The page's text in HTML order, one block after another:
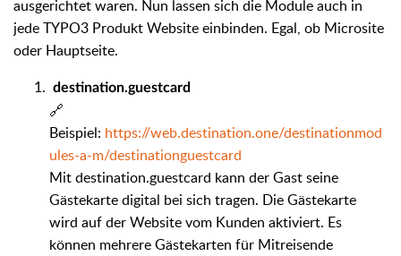
ausgerichtet waren. Nun lassen sich die Module auch in
jede TYPO3 Produkt Website einbinden. Egal, ob Microsite
oder Hauptseite.
destination.guestcard
🔗
Beispiel: https://web.destination.one/destinationmod
ules-a-m/destinationguestcard
Mit destination.guestcard kann der Gast seine
Gästekarte digital bei sich tragen. Die Gästekarte
wird auf der Website vom Kunden aktiviert. Es
können mehrere Gästekarten für Mitreisende